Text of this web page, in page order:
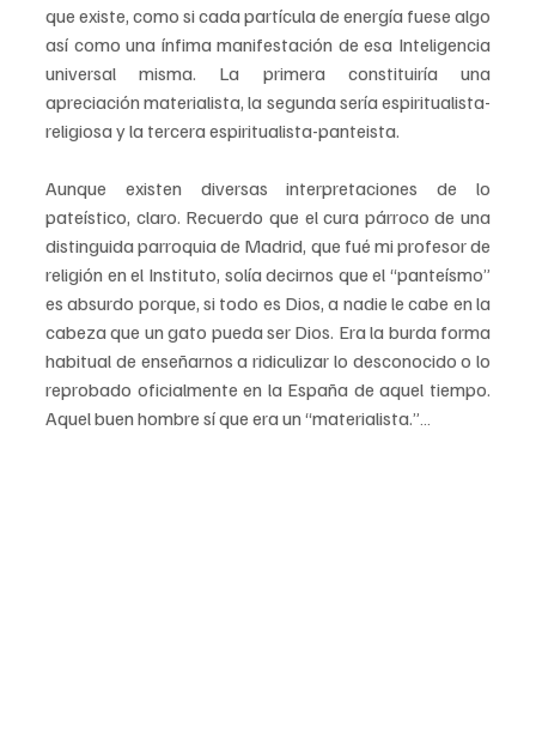
que existe, como si cada partícula de energía fuese algo
así como una ínfima manifestación de esa Inteligencia
universal misma. La primera constituiría una
apreciación materialista, la segunda sería espiritualista-
religiosa y la tercera espiritualista-panteista.
Aunque existen diversas interpretaciones de lo
pateístico, claro. Recuerdo que el cura párroco de una
distinguida parroquia de Madrid, que fué mi profesor de
religión en el Instituto, solía decirnos que el “panteísmo”
es absurdo porque, si todo es Dios, a nadie le cabe en la
cabeza que un gato pueda ser Dios. Era la burda forma
habitual de enseñarnos a ridiculizar lo desconocido o lo
reprobado oficialmente en la España de aquel tiempo.
Aquel buen hombre sí que era un “materialista.”…